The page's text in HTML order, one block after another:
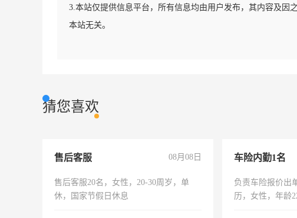
3.本站仅提供信息平台，所有信息均由用户发布，其内容及因
本站无关。
猜您喜欢
售后客服 08月08日
售后客服20名，女性，20-30周岁，单
休，国家节假日休息
车险内勤1名
负责车险报价出
历，女性，年龄